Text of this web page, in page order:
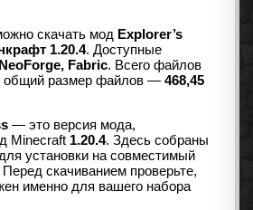
скачать мод Explorer’s
1.20.4. Доступные
Fabric. Всего файлов
общий размер файлов — 468,45
— это версия мода,
Minecraft 1.20.4. Здесь собраны
установки на совместимый
скачиванием проверьте,
именно для вашего набора